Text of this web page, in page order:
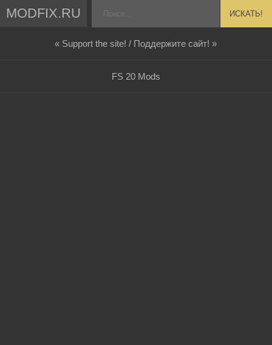
MODFIX.RU ИСКАТЬ!
« Support the site! / Поддержите сайт! »
FS 20 Mods